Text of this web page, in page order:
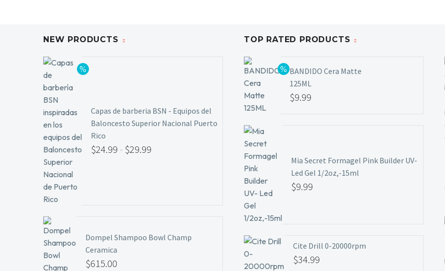
NEW PRODUCTS
Capas de barberia BSN - Equipos del
Baloncesto Superior Nacional Puerto
Rico
$24.99 - $29.99
Dompel Shampoo Bowl Champ
Ceramica
$615.00
TOP RATED PRODUCTS
BANDIDO Cera Matte
125ML
$9.99
Mia Secret Formagel Pink Builder UV-
Led Gel 1/2oz,-15ml
$9.99
Cite Drill 0-20000rpm
$34.99